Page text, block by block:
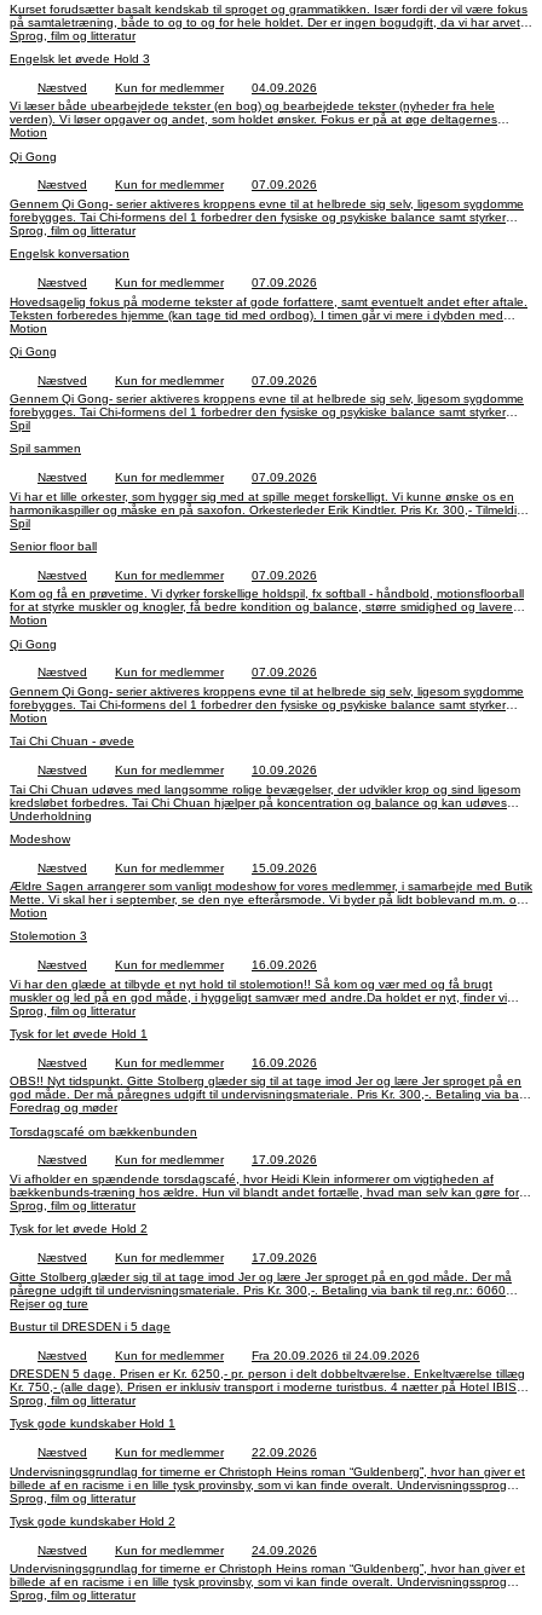
Kurset forudsætter basalt kendskab til sproget og grammatikken. Især fordi der vil være fokus
på samtaletræning, både to og to og for hele holdet. Der er ingen bogudgift, da vi har arvet
brugt materiale ”Carte Blanche”. Bogen formidler en generel viden om Frankrig i dag.
Sprog, film og litteratur
Engelsk let øvede Hold 3
Næstved Kun for medlemmer
04.09.2026
Vi læser både ubearbejdede tekster (en bog) og bearbejdede tekster (nyheder fra hele
verden). Vi løser opgaver og andet, som holdet ønsker. Fokus er på at øge deltagernes
sprogforståelse og deres selvtillid, når de taler engelsk og desuden at udvide ordforrådet.
Indtil 2. april 2027.
Motion
Qi Gong
Næstved Kun for medlemmer
07.09.2026
Gennem Qi Gong- serier aktiveres kroppens evne til at helbrede sig selv, ligesom sygdomme
forebygges. Tai Chi-formens del 1 forbedrer den fysiske og psykiske balance samt styrker
kroppens muskler. Pris kr. 300,-. Betaling via bank til reg.nr.: 6060 konto.nr.: 4496004. Anfør
Sprog, film og litteratur
Engelsk konversation
Næstved Kun for medlemmer
07.09.2026
Hovedsagelig fokus på moderne tekster af gode forfattere, samt eventuelt andet efter aftale.
Teksten forberedes hjemme (kan tage tid med ordbog). I timen går vi mere i dybden med
teksten på engelsk. Der er ganske få ledige pladser. Pris Kr. 300,-. Betaling via bank til
Motion
Qi Gong
Næstved Kun for medlemmer
07.09.2026
Gennem Qi Gong- serier aktiveres kroppens evne til at helbrede sig selv, ligesom sygdomme
forebygges. Tai Chi-formens del 1 forbedrer den fysiske og psykiske balance samt styrker
kroppens muskler. Pris kr. 300,-. Betaling via bank til reg.nr.: 6060 konto.nr.: 4496004. Anfør
Spil
Spil sammen
Næstved Kun for medlemmer
07.09.2026
Vi har et lille orkester, som hygger sig med at spille meget forskelligt. Vi kunne ønske os en
harmonikaspiller og måske en på saxofon. Orkesterleder Erik Kindtler. Pris Kr. 300,- Tilmelding
til kontoret på 55723800. Betaling via bank til reg.nr.: 6060 konto.nr.: 4496004. Anfør kode
Spil
Senior floor ball
Næstved Kun for medlemmer
07.09.2026
Kom og få en prøvetime. Vi dyrker forskellige holdspil, fx softball - håndbold, motionsfloorball
for at styrke muskler og knogler, få bedre kondition og balance, større smidighed og lavere
blodtryk. Velegnet for alle. Pris kr. 300,-. Betaling via bank til reg.nr.: 6060 konto.nr.: 4496004.
Motion
Qi Gong
Næstved Kun for medlemmer
07.09.2026
Gennem Qi Gong- serier aktiveres kroppens evne til at helbrede sig selv, ligesom sygdomme
forebygges. Tai Chi-formens del 1 forbedrer den fysiske og psykiske balance samt styrker
kroppens muskler. Pris kr. 300,-. Betaling via bank til reg.nr.: 6060 konto.nr.: 4496004. Anfør
Motion
Tai Chi Chuan - øvede
Næstved Kun for medlemmer
10.09.2026
Tai Chi Chuan udøves med langsomme rolige bevægelser, der udvikler krop og sind ligesom
kredsløbet forbedres. Tai Chi Chuan hjælper på koncentration og balance og kan udøves
uanset fysisk formåen. Man skal blot kunne stå op 1-2 timer. Der forudsættes kendskab til del
Underholdning
Modeshow
Næstved Kun for medlemmer
15.09.2026
Ældre Sagen arrangerer som vanligt modeshow for vores medlemmer, i samarbejde med Butik
Mette. Vi skal her i september, se den nye efterårsmode. Vi byder på lidt boblevand m.m. og
der serveres kaffe i pausen.Vi ses til en hyggelig aften. Vi har 75 gode pladser. Pris Kr. 75,-
Motion
Stolemotion 3
Næstved Kun for medlemmer
16.09.2026
Vi har den glæde at tilbyde et nyt hold til stolemotion!! Så kom og vær med og få brugt
muskler og led på en god måde, i hyggeligt samvær med andre.Da holdet er nyt, finder vi
sammen frem til en god måde at træne på. Tovholder Mette Kaas tlf. 26746336, email
telefonnummer. Betaling via bank til reg.nr.: 6060 konto.nr.: 4496004. Anfør kode 303 og
Sprog, film og litteratur
Tysk for let øvede Hold 1
Næstved Kun for medlemmer
16.09.2026
OBS!! Nyt tidspunkt. Gitte Stolberg glæder sig til at tage imod Jer og lære Jer sproget på en
god måde. Der må påregnes udgift til undervisningsmateriale. Pris Kr. 300,-. Betaling via bank
Foredrag og møder
Torsdagscafé om bækkenbunden
Næstved Kun for medlemmer
17.09.2026
Vi afholder en spændende torsdagscafé, hvor Heidi Klein informerer om vigtigheden af
bækkenbunds-træning hos ældre. Hun vil blandt andet fortælle, hvad man selv kan gøre for
at undgå at blive utæt for urin, luft og afføring. Pris Kr. 50,-. Tilmelding til kontoret på tlf. 55 72
Sprog, film og litteratur
Tysk for let øvede Hold 2
Næstved Kun for medlemmer
17.09.2026
Gitte Stolberg glæder sig til at tage imod Jer og lære Jer sproget på en god måde. Der må
påregne udgift til undervisningsmateriale. Pris Kr. 300,-. Betaling via bank til reg.nr.: 6060
Rejser og ture
Bustur til DRESDEN i 5 dage
Næstved Kun for medlemmer
Fra 20.09.2026 til 24.09.2026
DRESDEN 5 dage. Prisen er Kr. 6250,- pr. person i delt dobbeltværelse. Enkeltværelse tillæg
Kr. 750,- (alle dage). Prisen er inklusiv transport i moderne turistbus. 4 nætter på Hotel IBIS
inkl. morgenmad. Velkomstdrink på ankomstdagen. 4 x morgenmad - 2 x frokost - 4 x
dansktalende guider. Samt alle entréer , færge, skatter og afgifter. Tilmelding til Kirsten
på kontoret.
Sprog, film og litteratur
Tysk gode kundskaber Hold 1
Næstved Kun for medlemmer
22.09.2026
Undervisningsgrundlag for timerne er Christoph Heins roman “Guldenberg”, hvor han giver et
billede af en racisme i en lille tysk provinsby, som vi kan finde overalt. Undervisningssprog
tysk. Pris Kr. 300,-. Betaling via bank til reg.nr.: 6060 konto.nr.: 4496004. Anfør kode 604 og
Sprog, film og litteratur
Tysk gode kundskaber Hold 2
Næstved Kun for medlemmer
24.09.2026
Undervisningsgrundlag for timerne er Christoph Heins roman “Guldenberg”, hvor han giver et
billede af en racisme i en lille tysk provinsby, som vi kan finde overalt. Undervisningssprog
tysk. Pris Kr. 300,-. Betaling via bank til reg.nr.: 6060 konto.nr.: 4496004. Anfør kode 604 og
Sprog, film og litteratur